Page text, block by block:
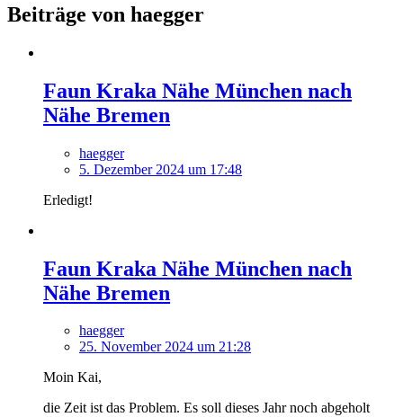
Beiträge von haegger
Faun Kraka Nähe München nach
Nähe Bremen
haegger
5. Dezember 2024 um 17:48
Erledigt!
Faun Kraka Nähe München nach
Nähe Bremen
haegger
25. November 2024 um 21:28
Moin Kai,
die Zeit ist das Problem. Es soll dieses Jahr noch abgeholt